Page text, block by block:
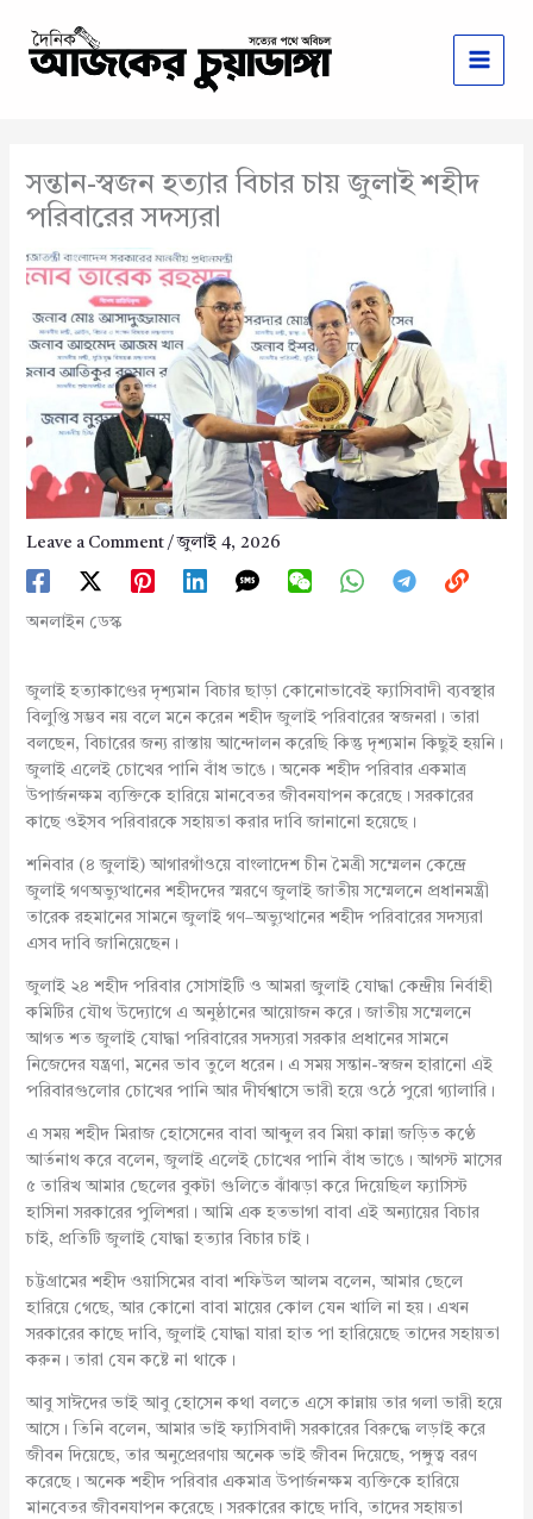
content
সন্তান-স্বজন হত্যার বিচার চায় জুলাই শহীদ
পরিবারের সদস্যরা
Leave a Comment /জুলাই 4, 2026
অনলাইন ডেস্ক
জুলাই হত্যাকাণ্ডের দৃশ্যমান বিচার ছাড়া কোনোভাবেই ফ্যাসিবাদী ব্যবস্থার
বিলুপ্তি সম্ভব নয় বলে মনে করেন শহীদ জুলাই পরিবারের স্বজনরা। তারা
বলছেন, বিচারের জন্য রাস্তায় আন্দোলন করেছি কিন্তু দৃশ্যমান কিছুই হয়নি।
জুলাই এলেই চোখের পানি বাঁধ ভাঙে। অনেক শহীদ পরিবার একমাত্র
উপার্জনক্ষম ব্যক্তিকে হারিয়ে মানবেতর জীবনযাপন করেছে। সরকারের
কাছে ওইসব পরিবারকে সহায়তা করার দাবি জানানো হয়েছে।
শনিবার (৪ জুলাই) আগারগাঁওয়ে বাংলাদেশ চীন মৈত্রী সম্মেলন কেন্দ্রে
জুলাই গণঅভ্যুত্থানের শহীদদের স্মরণে জুলাই জাতীয় সম্মেলনে প্রধানমন্ত্রী
তারেক রহমানের সামনে জুলাই গণ–অভ্যুত্থানের শহীদ পরিবারের সদস্যরা
এসব দাবি জানিয়েছেন।
জুলাই ২৪ শহীদ পরিবার সোসাইটি ও আমরা জুলাই যোদ্ধা কেন্দ্রীয় নির্বাহী
কমিটির যৌথ উদ্যোগে এ অনুষ্ঠানের আয়োজন করে। জাতীয় সম্মেলনে
আগত শত জুলাই যোদ্ধা পরিবারের সদস্যরা সরকার প্রধানের সামনে
নিজেদের যন্ত্রণা, মনের ভাব তুলে ধরেন। এ সময় সন্তান-স্বজন হারানো এই
পরিবারগুলোর চোখের পানি আর দীর্ঘশ্বাসে ভারী হয়ে ওঠে পুরো গ্যালারি।
এ সময় শহীদ মিরাজ হোসেনের বাবা আব্দুল রব মিয়া কান্না জড়িত কণ্ঠে
আর্তনাথ করে বলেন, জুলাই এলেই চোখের পানি বাঁধ ভাঙে। আগস্ট মাসের
৫ তারিখ আমার ছেলের বুকটা গুলিতে ঝাঁঝড়া করে দিয়েছিল ফ্যাসিস্ট
হাসিনা সরকারের পুলিশরা। আমি এক হতভাগা বাবা এই অন্যায়ের বিচার
চাই, প্রতিটি জুলাই যোদ্ধা হত্যার বিচার চাই।
চট্টগ্রামের শহীদ ওয়াসিমের বাবা শফিউল আলম বলেন, আমার ছেলে
হারিয়ে গেছে, আর কোনো বাবা মায়ের কোল যেন খালি না হয়। এখন
সরকারের কাছে দাবি, জুলাই যোদ্ধা যারা হাত পা হারিয়েছে তাদের সহায়তা
করুন। তারা যেন কষ্টে না থাকে।
আবু সাঈদের ভাই আবু হোসেন কথা বলতে এসে কান্নায় তার গলা ভারী হয়ে
আসে। তিনি বলেন, আমার ভাই ফ্যাসিবাদী সরকারের বিরুদ্ধে লড়াই করে
জীবন দিয়েছে, তার অনুপ্রেরণায় অনেক ভাই জীবন দিয়েছে, পঙ্গুত্ব বরণ
করেছে। অনেক শহীদ পরিবার একমাত্র উপার্জনক্ষম ব্যক্তিকে হারিয়ে
মানবেতর জীবনযাপন করেছে। সরকারের কাছে দাবি, তাদের সহায়তা